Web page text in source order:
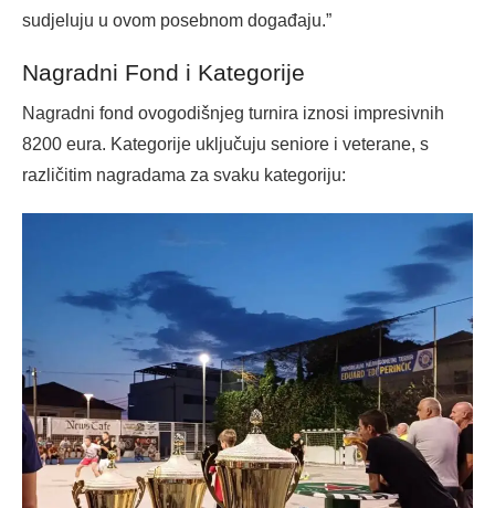
sudjeluju u ovom posebnom događaju.”
Nagradni Fond i Kategorije
Nagradni fond ovogodišnjeg turnira iznosi impresivnih
8200 eura. Kategorije uključuju seniore i veterane, s
različitim nagradama za svaku kategoriju: